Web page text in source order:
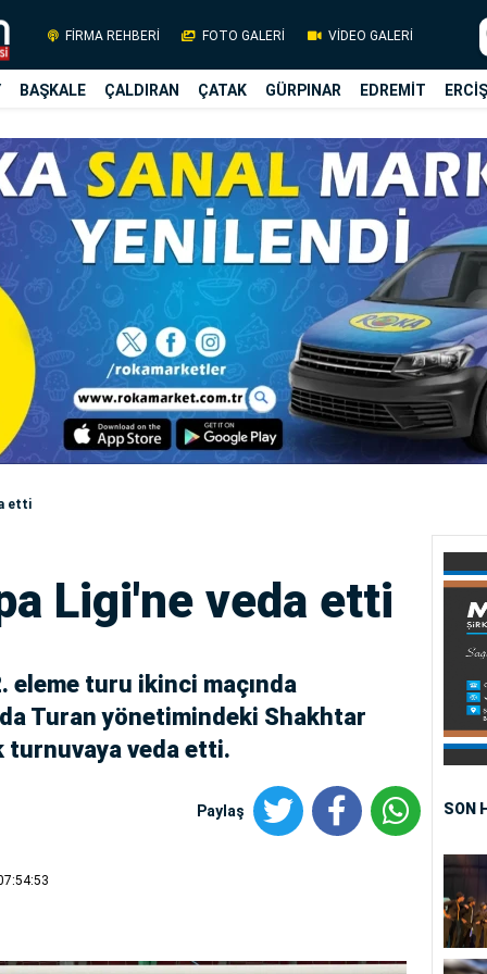
FİRMA REHBERİ FOTO GALERİ VİDEO GALERİ
BAŞKALE ÇALDIRAN ÇATAK GÜRPINAR EDREMİT ERCİŞ
etti
Ligi'ne veda etti
eleme turu ikinci maçında
Turan yönetimindeki Shakhtar
turnuvaya veda etti.
Paylaş SON